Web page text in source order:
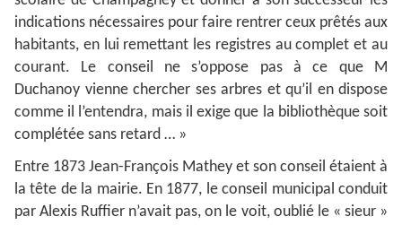
indications nécessaires pour faire rentrer ceux prêtés aux
habitants, en lui remettant les registres au complet et au
courant. Le conseil ne s’oppose pas à ce que M
Duchanoy vienne chercher ses arbres et qu’il en dispose
comme il l’entendra, mais il exige que la bibliothèque soit
complétée sans retard … »
Entre 1873 Jean-François Mathey et son conseil étaient à
la tête de la mairie. En 1877, le conseil municipal conduit
par Alexis Ruffier n’avait pas, on le voit, oublié le « sieur »